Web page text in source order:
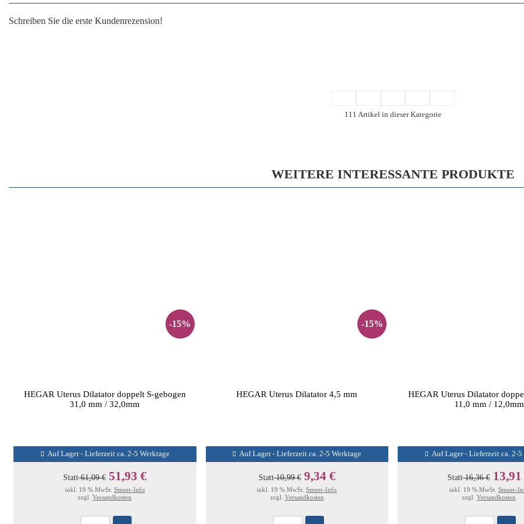
Schreiben Sie die erste Kundenrezension!
111 Artikel in dieser Kategorie
WEITERE INTERESSANTE PRODUKTE
-15%
HEGAR Uterus Dilatator doppelt S-gebogen
31,0 mm / 32,0mm
Auf Lager - Lieferzeit ca. 2-5 Werktage
Statt61,09 € 51,93 €
inkl. 19 % MwSt. Steuer-Info
zzgl.Versandkosten
-15%
HEGAR Uterus Dilatator 4,5 mm
Auf Lager - Lieferzeit ca. 2-5 Werktage
Statt10,99 € 9,34 €
inkl. 19 % MwSt.Steuer-Info
zzgl. Versandkosten
HEGAR Uterus Dilatator
11,0 mm / 12,0mm
Auf Lager - Lieferzeit ca. 2-5
Statt16,36 € 13,91
inkl. 19 % MwSt. Steuer-
zzgl.Versandkosten